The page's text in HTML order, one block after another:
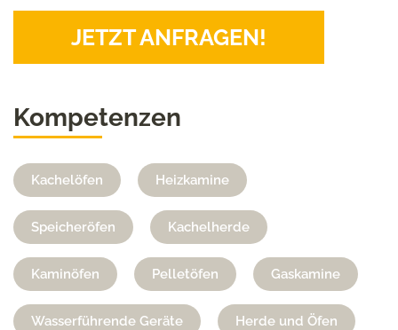
JETZT ANFRAGEN!
Kompetenzen
Kachelöfen Heizkamine
Speicheröfen Kachelherde
Kaminöfen Pelletöfen Gaskamine
Wasserführende Geräte Herde und Öfen